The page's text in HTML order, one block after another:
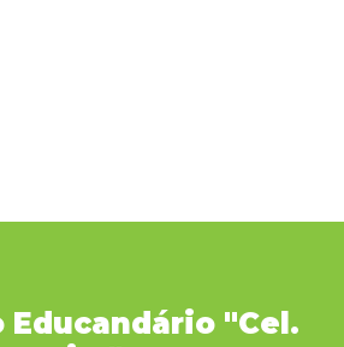
Educandário "Cel.